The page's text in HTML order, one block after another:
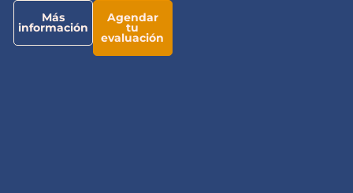
Más
información
Agendar
tu
evaluación